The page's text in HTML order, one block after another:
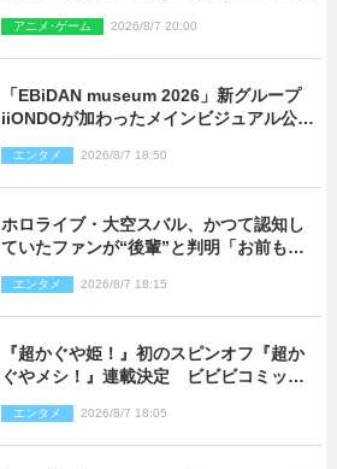
アニメ･ゲーム 2026/8/7 20:00
「EBiDAN museum 2026」新グループ
iiONDOが加わったメインビジュアル公
エンタメ 2026/8/7 18:50
ホロライブ・大空スバル、かつて認知し
ていたファンが“後輩”と判明「お前もし
エンタメ 2026/8/7 18:15
『超かぐや姫！』初のスピンオフ『超か
ぐやメシ！』連載決定 ビビビコミック
エンタメ 2026/8/7 18:05